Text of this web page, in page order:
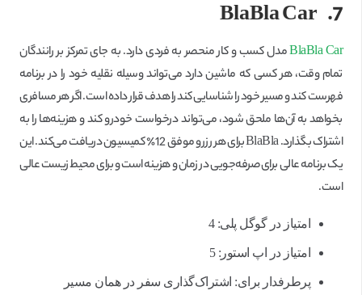
7.
BlaBla Car
BlaBla Carمدل کسب و کار منحصر به فردی دارد. به جای تمرکز بر رانندگان
تمام وقت، هر کسی که ماشین دارد می‌تواند وسیله نقلیه خود را در برنامه
فهرست کند و مسیر خود را شناسایی کند را هدف قرار داده است. اگر هر مسافری
بخواهد به آن‌ها ملحق شود، می‌تواند درخواست خودرو کند و هزینه‌ها را به
اشتراک بگذارد. BlaBla برای هر رزرو موفق 12٪ کمیسیون دریافت می‌کند. این
یک برنامه عالی برای صرفه‌جویی در زمان و هزینه است و برای محیط زیست عالی
است.
امتیاز در گوگل پلی: 4
امتیاز در اپ استور: 5
پرطرفدار برای: اشتراک‌گذاری سفر در همان مسیر